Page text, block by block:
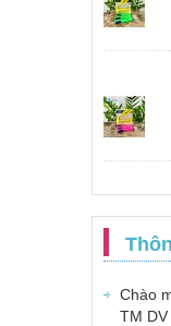
Chào
TM DV